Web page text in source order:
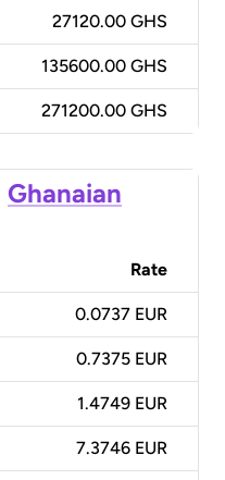
27120.00 GHS
135600.00 GHS
271200.00 GHS
Ghanaian
Rate
0.0737 EUR
0.7375 EUR
1.4749 EUR
7.3746 EUR